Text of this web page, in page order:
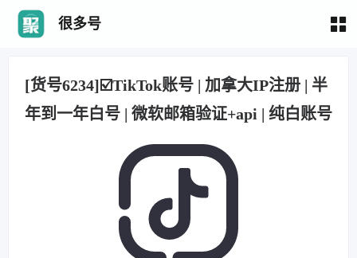
很多号
[货号6234]☑️TikTok账号 | 加拿大IP注册 | 半
年到一年白号 | 微软邮箱验证+api | 纯白账号